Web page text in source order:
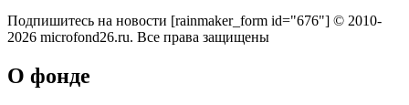
Подпишитесь на новости [rainmaker_form id="676"] © 2010-
2026 microfond26.ru. Все права защищены
О фонде